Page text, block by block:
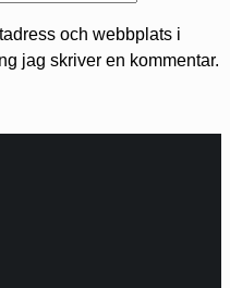
och webbplats i
jag skriver en kommentar.